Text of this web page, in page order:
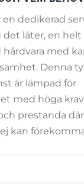
en dedikerad
det låter, en helt
hårdvara med
Denna
är lämpad för
med höga
prestanda
kan